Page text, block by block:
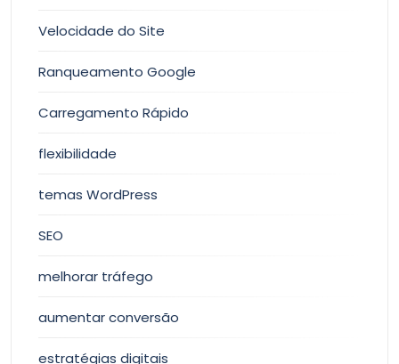
Velocidade do Site
Ranqueamento Google
Carregamento Rápido
flexibilidade
temas WordPress
SEO
melhorar tráfego
aumentar conversão
estratégias digitais